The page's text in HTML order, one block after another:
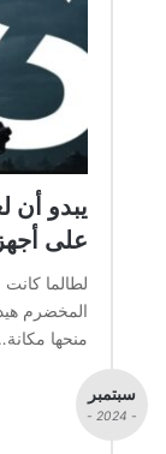
على
منحها
سبتمبر
- 2024 -